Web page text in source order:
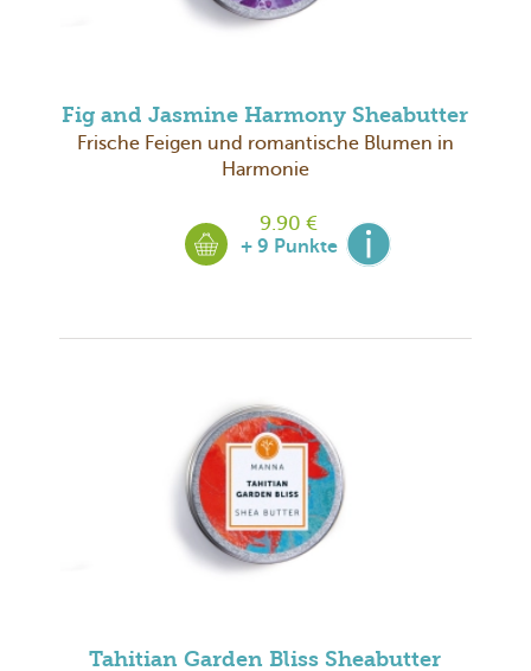
Fig and Jasmine Harmony Sheabutter
Frische Feigen und romantische Blumen in
Harmonie
9.90 €
+ 9 Punkte
Tahitian Garden Bliss Sheabutter